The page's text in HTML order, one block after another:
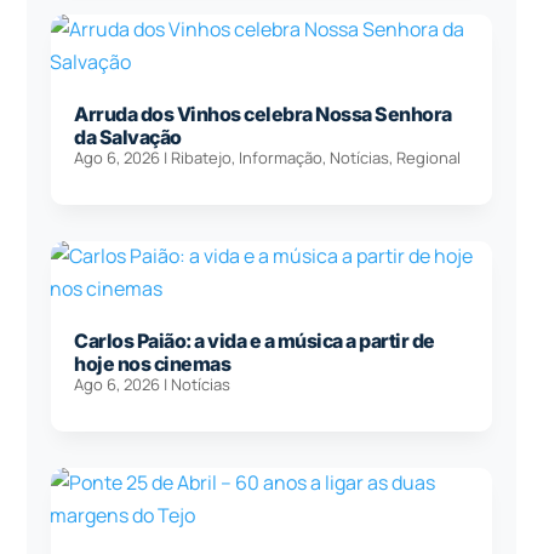
Arruda dos Vinhos celebra Nossa Senhora
da Salvação
Ago 6, 2026 | Ribatejo, Informação, Notícias, Regional
Carlos Paião: a vida e a música a partir de
hoje nos cinemas
Ago 6, 2026 | Notícias